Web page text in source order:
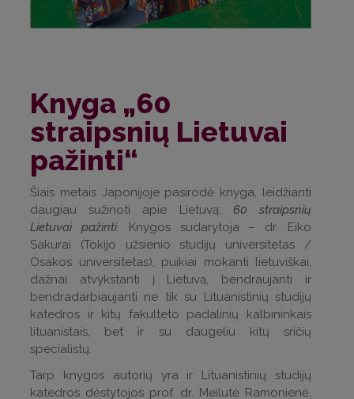
Knyga „60
straipsnių Lietuvai
pažinti“
Šiais metais Japonijoje pasirodė knyga, leidžianti
daugiau sužinoti apie Lietuvą: 60 straipsnių
Lietuvai pažinti. Knygos sudarytoja – dr. Eiko
Sakurai (Tokijo užsienio studijų universitetas /
Osakos universitetas), puikiai mokanti lietuviškai,
dažnai atvykstanti į Lietuvą, bendraujanti ir
bendradarbiaujanti ne tik su Lituanistinių studijų
katedros ir kitų fakulteto padalinių kalbininkais
lituanistais, bet ir su daugeliu kitų sričių
specialistų.
Tarp knygos autorių yra ir Lituanistinių studijų
katedros dėstytojos prof. dr. Meilutė Ramonienė,